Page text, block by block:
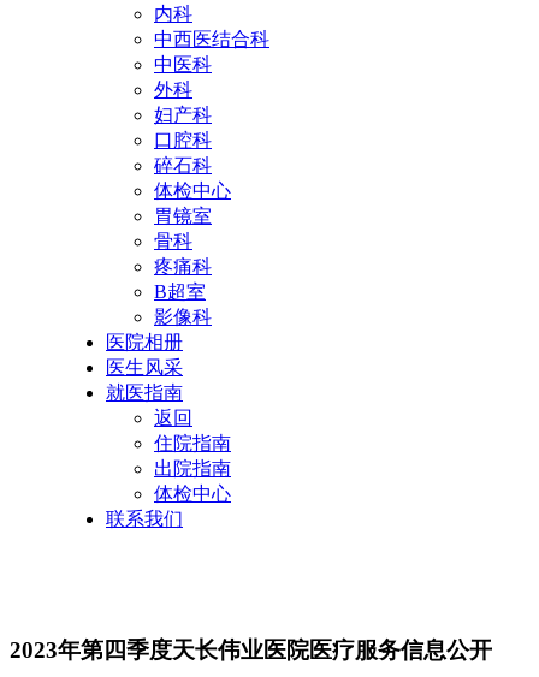
内科
中西医结合科
中医科
外科
妇产科
口腔科
碎石科
体检中心
胃镜室
骨科
疼痛科
B超室
影像科
医院相册
医生风采
就医指南
返回
住院指南
出院指南
体检中心
联系我们
2023年第四季度天长伟业医院医疗服务信息公开